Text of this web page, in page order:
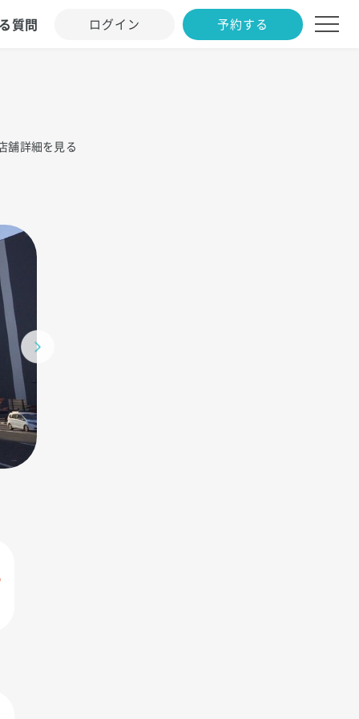
質問 ログイン 予約する
舗詳細を見る